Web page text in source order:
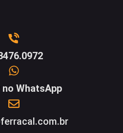
no WhatsApp